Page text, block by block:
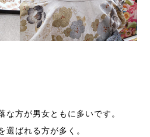
な方が男女ともに多いです。
選ばれる方が多く。